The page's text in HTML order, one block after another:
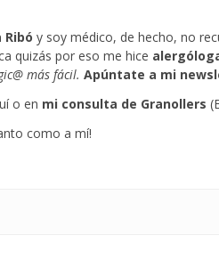
Ribó y soy médico, de hecho, no
quizás por eso me hice
más fácil. Apúntate a mi
o en mi consulta de Granollers
como a mí!